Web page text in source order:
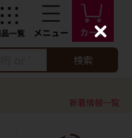
検索
新着情報一覧
C
l
s